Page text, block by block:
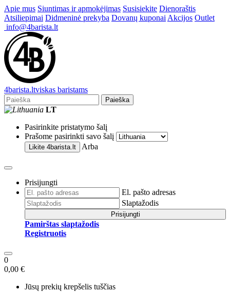
Apie mus Siuntimas ir apmokėjimas Susisiekite Dienoraštis
Atsiliepimai Didmeninė prekyba Dovanų kuponai Akcijos Outlet
info@4barista.lt
4barista.ltviskas baristams
Paieška
LT
Pasirinkite pristatymo šalį
Prašome pasirinkti savo šalį
Likite 4barista.lt Arba
Prisijungti
El. pašto adresas
Slaptažodis
Prisijungti
Pamirštas slaptažodis
Registruotis
0
0,00 €
Jūsų prekių krepšelis tuščias